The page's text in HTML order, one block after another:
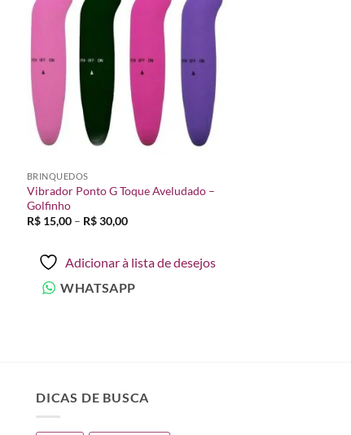
Adicionar
à lista de
desejos
BRINQUEDOS
Vibrador Ponto G Toque Aveludado –
Golfinho
R$15,00 – R$30,00Faixa
através
Adicionar à lista de desejos
WHATSAPP
DICAS DE BUSCA